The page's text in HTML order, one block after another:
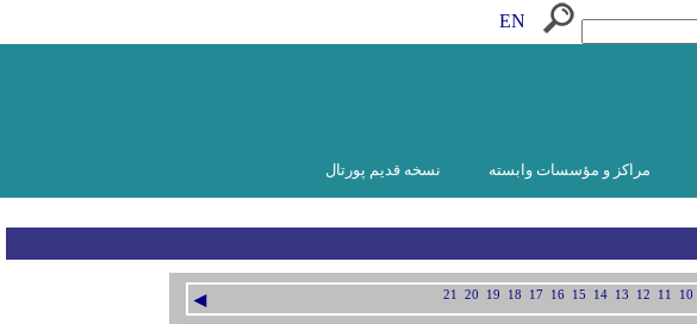
EN
مراکز و مؤسسات وابسته نسخه قدیم پورتال
◄ 10
11
12
13
14
15
16
17
18
19
20
21